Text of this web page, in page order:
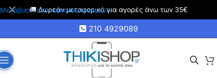
Μετάβαση στο κύριο περιεχόμενο
🚚 Δωρεάν μεταφορικά για αγορές άνω των 35€
210 4929089